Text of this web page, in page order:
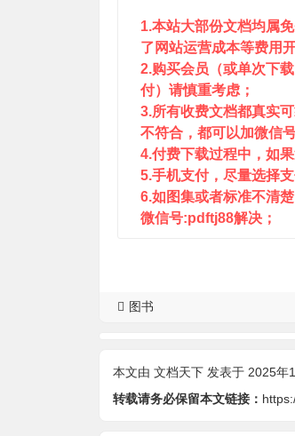
1.本站大部份文档均属
了网站运营成本等费用
2.购买会员（或单次下
付）请慎重考虑；
3.所有收费文档都真实
不符合，都可以加微信
4.付费下载过程中，如
5.手机支付，尽量选择支
6.如图集或者标准不清
微信号:pdftj88解决；
图书
本文由 文档天下 发表于 2025年
转载请务必保留本文链接：